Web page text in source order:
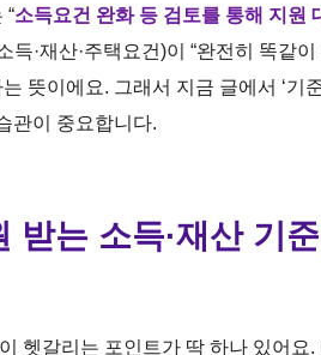
“소득요건 완화 등 검토를 통해 지원
득·재산·주택요건)이 “완전히 똑같
뜻이에요. 그래서 지금 글에서 ‘기
관이 중요합니다.
받는 소득·재산 기
헷갈리는 포인트가 딱 하나 있어요.